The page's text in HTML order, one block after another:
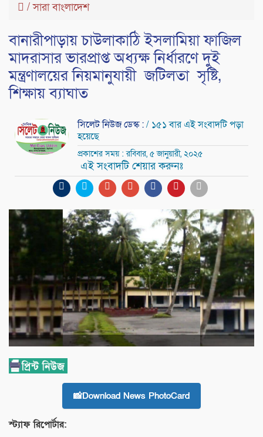
/সারা বাংলাদেশ
বানারীপাড়ায় চাউলাকাঠি ইসলামিয়া ফাজিল
মাদরাসার ভারপ্রাপ্ত অধ্যক্ষ নির্ধারণে দুই
মন্ত্রণালয়ের নিয়মানুযায়ী জটিলতা সৃষ্টি,
শিক্ষায় ব্যাঘাত
সিলেট নিউজ ডেস্ক :/ ১৫১ বার এই সংবাদটি পড়া
হয়েছে
প্রকাশের সময় : রবিবার, ৫ জানুয়ারী, ২০২৫
এই সংবাদটি শেয়ার করুনঃ
📸Download News PhotoCard
স্ট্যাফ রিপোর্টার: